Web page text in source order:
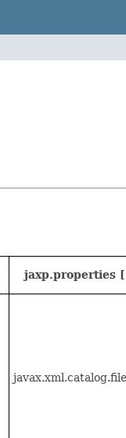
jaxp.properties